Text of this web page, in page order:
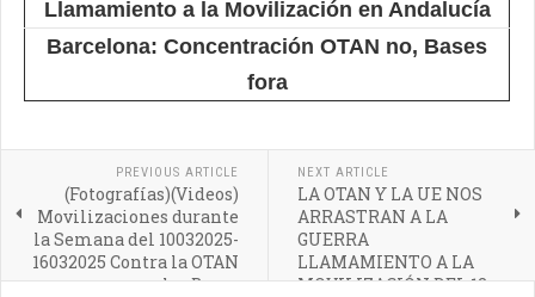
Llamamiento a la Movilización en Andalucía
Barcelona: Concentración OTAN no, Bases
fora
PREVIOUS ARTICLE
(Fotografías)(Videos)
Movilizaciones durante
la Semana del 10032025-
16032025 Contra la OTAN
y las Bases
NEXT ARTICLE
LA OTAN Y LA UE NOS
ARRASTRAN A LA
GUERRA
LLAMAMIENTO A LA
MOVILIZACIÓN DEL 12